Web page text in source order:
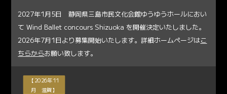
2027年1月5日 静岡県三島市民文化会館ゆうゆうホールにおい
て Wind Ballet concours Shizuoka を開催決定いたしました。
2026年7月1日より募集開始いたします。詳細ホームページはこ
ちらからお願い致します。
【2026年11
月 滋賀】